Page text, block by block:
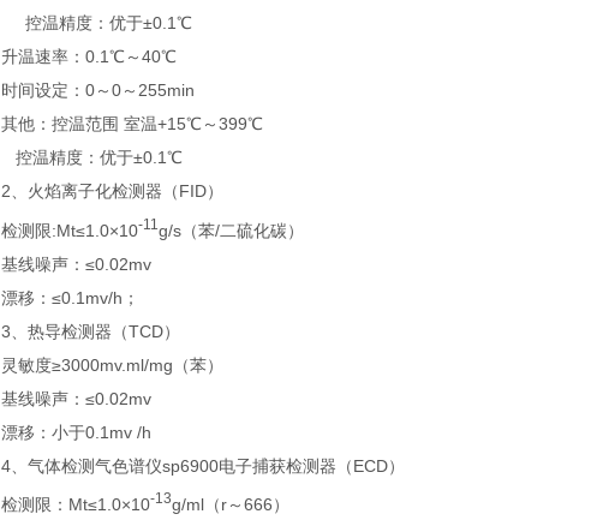
控温精度：优于±0.1℃
升温速率：0.1℃～40℃
时间设定：0～0～255min
其他：控温范围 室温+15℃～399℃
控温精度：优于±0.1℃
2、火焰离子化检测器（FID）
检测限:Mt≤1.0×10-11 g/s（苯/二硫化碳）
基线噪声：≤0.02mv
漂移：≤0.1mv/h；
3、热导检测器（TCD）
灵敏度≥3000mv.ml/mg（苯）
基线噪声：≤0.02mv
漂移：小于0.1mv /h
4、 气体检测气色谱仪sp6900电子捕获检测器（ECD）
检测限：Mt≤1.0×10-13g/ml（r～666）